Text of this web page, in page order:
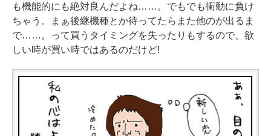
も機能的にも絶対良んだよね……。でもでも衝動に負け
ちゃう。まぁ後継機種とか待ってたらまた他のが出るま
で……。って買うタイミングを失ったりもするので、欲
しい時が買い時ではあるのだけど!